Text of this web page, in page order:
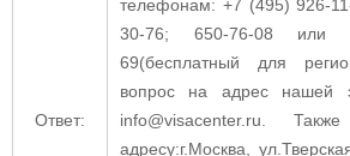
Ответ:
телефонам: +7 (495) 926-
30-76; 650-76-08
69(бесплатный для
вопрос на адрес нашей
info@visacenter.ru.
адресу:г.Москва,